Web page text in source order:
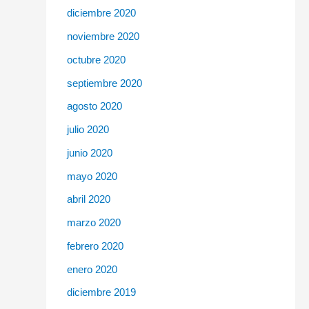
diciembre 2020
noviembre 2020
octubre 2020
septiembre 2020
agosto 2020
julio 2020
junio 2020
mayo 2020
abril 2020
marzo 2020
febrero 2020
enero 2020
diciembre 2019